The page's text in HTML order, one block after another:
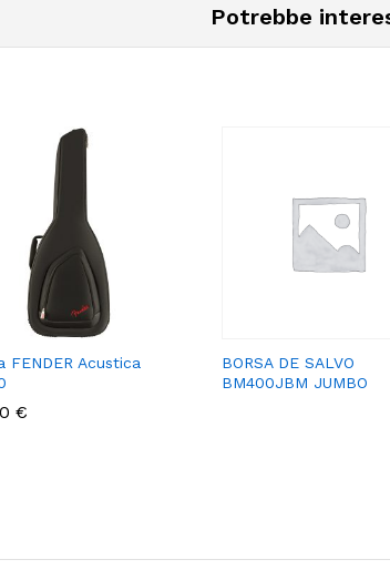
Potrebbe
FENDER Acustica
€
BORSA DE SALVO
BM400JBM JUMBO